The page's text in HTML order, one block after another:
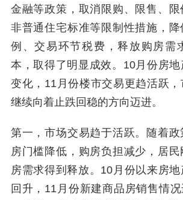
金融等政策，取消限购、限售、
非普通住宅标准等限制性措施，
例、交易环节税费，释放购房需
本，取得了明显成效。10月份房
变化，11月份楼市交易更趋活跃，
继续向着止跌回稳的方向迈进。
第一，市场交易趋于活跃。随着
房门槛降低，购房负担减少，居
房需求得到释放。10月份以来房
回升，11月份新建商品房销售情